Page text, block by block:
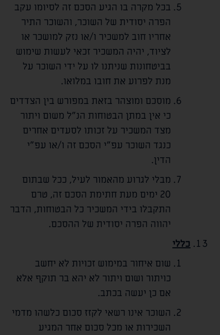
בכל מקרה בו הגיע הסכם זה לסיומו עקב
הפרה יסודית של השוכר, והשוכר התיר
אחריו חוב למשכיר ו/או נזק למושכר או
לציוד, יהיה המשכיר זכאי לעשות שימוש
בביטחונות שניתנו לו על ידי השוכר על
מנת לפרוע את חובו במלואו.
מוסכם ומוצהר בזאת במפורש בין הצדדים
כי אין במתן הבטוחות הנ"ל משום ויתור
מצד המשכיר על זכותו לסעדים אחרים
כנגד השוכר עפ"י הסכם זה ו/או עפ"י
הדין.
מבלי לגרוע מהאמור לעיל, ככל שבתום
20 ימים מעת חתימת הסכם זה, טרם
התקבלו בידי המשכיר כל הבטוחות, הדבר
יהווה הפרה יסודית של ההסכם.
כללי
שום איחור במימוש זכויות לא יחשב
כויתור ושום ויתור לא יהא בר תוקף אלא
אם כן יעשה בכתב.
השוכר אינו רשאי לקזז סכום כלשהו מדמי
השכירות או מכל סכום אחר המגיע